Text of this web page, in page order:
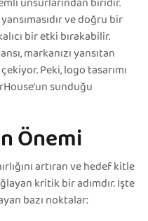
ve doğru bir
bir etki bırakabilir.
markanızı yansıtan
Peki, logo tasarımı
sunduğu
Önemi
artıran ve hedef kitle
kritik bir adımdır. İşte
bazı noktalar: